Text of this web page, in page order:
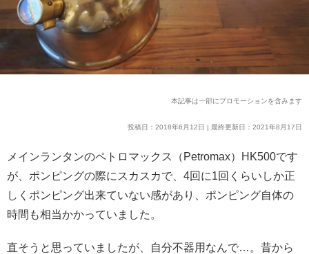
本記事は一部にプロモーションを含みます
投稿日：2018年6月12日 | 最終更新日：2021年8月17日
メインランタンのペトロマックス（Petromax）HK500です
が、ポンピングの際にスカスカで、4回に1回くらいしか正
しくポンピング出来ていない感があり、ポンピング自体の
時間も相当かかっていました。
直そうと思っていましたが、自分不器用なんで…。昔から